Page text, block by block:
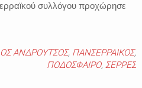
συλλόγου προχώρησε
ΑΝΔΡΟΥΤΣΟΣ, ΠΑΝΣΕΡΡΑΙΚΟΣ,
ΠΟΔΟΣΦΑΙΡΟ, ΣΕΡΡΕΣ